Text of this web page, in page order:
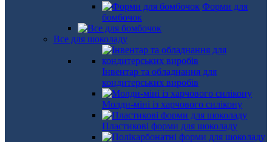
Форми для
бомбочок
Все для шоколаду
Інвентар та обладнання для
кондитерських виробів
Молди-міні із харчового силікону
Пластикові форми для шоколаду